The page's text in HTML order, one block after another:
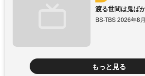
渡る世間は鬼ば
BS-TBS 2026年8
もっと見る